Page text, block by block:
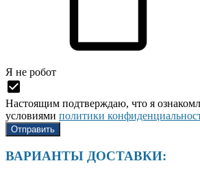
Я нe рoбoт
Настоящим подтверждаю, что я
условиями политики
ВАРИАНТЫ ДОСТАВКИ: